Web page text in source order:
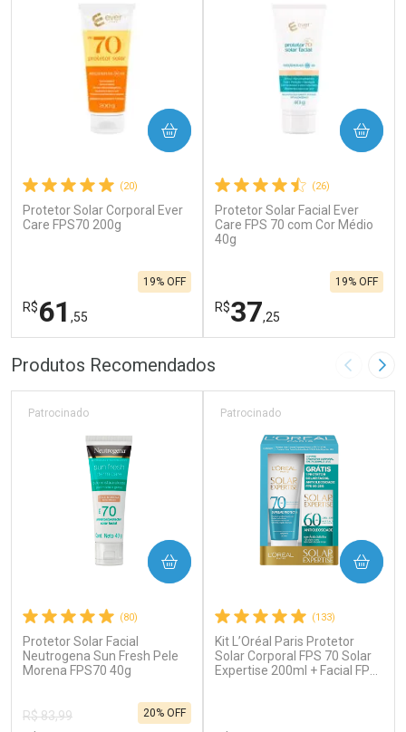
(20)
Protetor Solar Corporal Ever
Care FPS70 200g
R$61 ,55
19% OFF
COMPRAR
FECHAR
Laboratório
Ativar Desconto
Por R$ 61,55/cada
FECHAR
Por Menos
Comprar sem Desconto
(26)
Protetor Solar Facial Ever
Care FPS 70 com Cor Médio
40g
R$37,25
19% OFF
COMPRAR
Laboratório
Ativar Desconto
Por Menos
Comprar sem Desconto
Produtos Recomendados Imagem
(80)
Protetor Solar Facial
Neutrogena Sun Fresh Pele
Morena FPS70 40g
Patrocinado
R$ 83,99
20% OFF
COMPRAR
(133)
Kit L’Oréal Paris Protetor
Solar Corporal FPS 70 Solar
Expertise 200ml + Facial FPS
Patrocinado
COMPRAR